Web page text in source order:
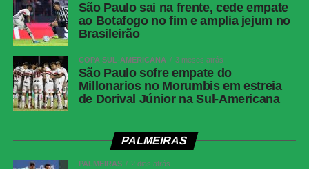
São Paulo sai na frente, cede empate
ao Botafogo no fim e amplia jejum no
Brasileirão
COPA SUL-AMERICANA 3 meses atrás
São Paulo sofre empate do
Millonarios no Morumbis em estreia
de Dorival Júnior na Sul-Americana
PALMEIRAS
PALMEIRAS 2 dias atrás